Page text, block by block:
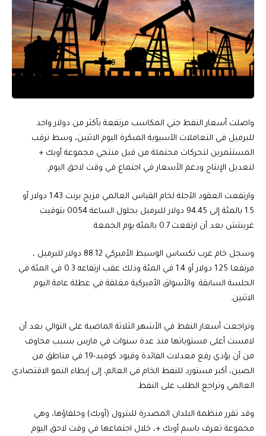
واصلت أسعار النفط جني المكاسب مرتفعة بأكثر من دولار واحد
للبرميل في التعاملات الآسيوية المبكرة اليوم الاثنين، وسط ترقب
المستثمرين لتحركات محتملة من قبل منتجي مجموعة أوبك +
لتعديل الإنتاج ودعم الأسعار في اجتماع في وقت لاحق اليوم.
وارتفعت العقود الآجلة لخام القياس العالمي مزيج برنت 1.43 دولار أو
1.5 بالمئة إلى 94.45 دولار للبرميل بحلول الساعة 0054 بتوقيت
غرينتش بعد أن ارتفعت 0.7 بالمئة يوم الجمعة.
وسجل خام غرب تكساس الوسيط الأميركي 88.12 دولار للبرميل ،
مرتفعا 1.25 دولار أو 1.4 في المئة وذلك عقب ارتفاعه 0.3 في المئة في
الجلسة السابقة. والأسواق الأميركية مغلقة في عطلة عامة اليوم
الاثنين.
وتراجعت أسعار النفط في الأشهر الثلاثة الماضية على التوالي بعد أن
لامست أعلى مستوياتها منذ عدة سنوات في مارس بسبب مخاوف
من أن يؤدي رفع معدلات الفائدة وقيود كوفيد-19 في مناطق من
الصين، أكبر مستورد للنفط الخام في العالم، إلى إبطاء النمو الاقتصادي
العالمي وتراجع الطلب على النفط.
وقد تقرر منظمة البلدان المصدرة للبترول (أوبك) وحلفاؤها، وهي
مجموعة تعرف باسم أوبك +، خلال اجتماعها في وقت لاحق اليوم